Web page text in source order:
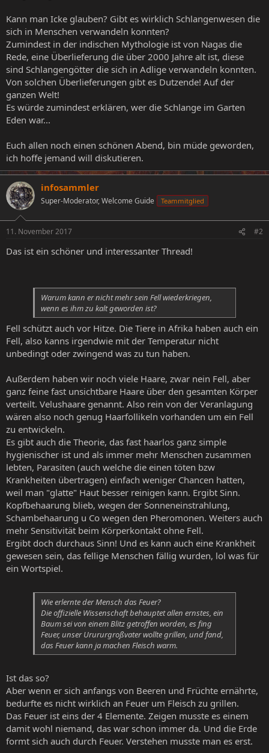
Kann man Icke glauben? Gibt es wirklich Schlangenwesen die
sich in Menschen verwandeln konnten?
Zumindest in der indischen Mythologie ist von Nagas die
Rede, eine Überlieferung die über 2000 Jahre alt ist, diese
sind Schlangengötter die sich in Adlige verwandeln konnten.
Von solchen Überlieferungen gibt es Dutzende! Auf der
ganzen Welt!
Es würde zumindest erklären, wer die Schlange im Garten
Eden war...
Euch allen noch einen schönen Abend, bin müde geworden,
ich hoffe jemand will diskutieren.
infosammler
Super-Moderator, Welcome Guide Teammitglied
11. November 2017 #2
Das ist ein schöner und interessanter Thread!
Warum kann er nicht mehr sein Fell wiederkriegen,
wenn es ihm zu kalt geworden ist?
Fell schützt auch vor Hitze. Die Tiere in Afrika haben auch ein
Fell, also kanns irgendwie mit der Temperatur nicht
unbedingt oder zwingend was zu tun haben.
Außerdem haben wir noch viele Haare, zwar nein Fell, aber
ganz feine fast unsichtbare Haare über den gesamten Körper
verteilt. Velushaare genannt. Also rein von der Veranlagung
wären also noch genug Haarfollikeln vorhanden um ein Fell
zu entwickeln.
Es gibt auch die Theorie, das fast haarlos ganz simple
hygienischer ist und als immer mehr Menschen zusammen
lebten, Parasiten (auch welche die einen töten bzw
Krankheiten übertragen) einfach weniger Chancen hatten,
weil man "glatte" Haut besser reinigen kann. Ergibt Sinn.
Kopfbehaarung blieb, wegen der Sonneneinstrahlung,
Schambehaarung u Co wegen den Pheromonen. Weiters auch
mehr Sensitivität beim Körperkontakt ohne Fell.
Ergibt doch durchaus Sinn! Und es kann auch eine Krankheit
gewesen sein, das fellige Menschen fällig wurden, lol was für
ein Wortspiel.
Wie erlernte der Mensch das Feuer?
Die offizielle Wissenschaft behauptet allen ernstes, ein
Baum sei von einem Blitz getroffen worden, es fing
Feuer, unser Urururgroßvater wollte grillen, und fand,
das Feuer kann ja machen Fleisch warm.
Ist das so?
Aber wenn er sich anfangs von Beeren und Früchte ernährte,
bedurfte es nicht wirklich an Feuer um Fleisch zu grillen.
Das Feuer ist eins der 4 Elemente. Zeigen musste es einem
damit wohl niemand, das war schon immer da. Und die Erde
formt sich auch durch Feuer. Verstehen musste man es erst.